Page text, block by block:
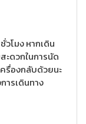
วโมง หากเดิน
ะดวกในการนัด
รื่องกลับด้วยนะ
ารเดินทาง